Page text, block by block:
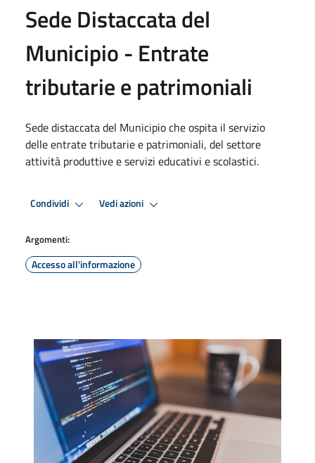
Sede Distaccata del
Municipio - Entrate
tributarie e patrimoniali
Sede distaccata del Municipio che ospita il servizio
delle entrate tributarie e patrimoniali, del settore
attività produttive e servizi educativi e scolastici.
Condividi Vedi azioni
Argomenti:
Accesso all'informazione